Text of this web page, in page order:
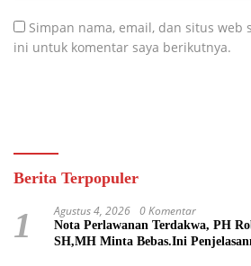
Simpan nama, email, dan situs web
ini untuk komentar saya berikutnya.
Berita Terpopuler
1 Agustus 4, 2026 0 Komentar
Nota Perlawanan Terdakwa, PH
SH,MH Minta Bebas.Ini